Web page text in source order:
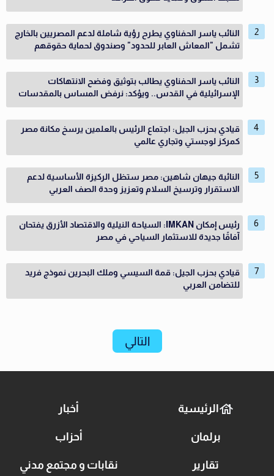
النائب ياسر الحفناوي يطرح رؤية شاملة لدعم المصريين بالخارج
تشمل "المعاش العابر للحدود" وصندوق لحماية حقوقهم
النائب ياسر الحفناوي يطالب بتوثيق وفضح الانتهاكات
الإسرائيلية في القدس.. ويؤكد: نرفض المساس بالمقدسات
قيادي بحزب الجيل: اجتماع الرئيس بالعلمين يرسخ مكانة مصر
كمركز لوجستي وتجاري عالمي
النائبة جيهان شاهين: مصر ستظل الركيزة الأساسية لدعم
الاستقرار وترسيخ السلام وتعزيز وحدة الصف العربي
رئيس إمكان IMKAN: السياحة النيلية والاقتصاد الأزرق يفتحان
آفاقًا جديدة للاستثمار السياحي في مصر
قيادي بحزب الجيل: قمة السيسي وملك البحرين نموذج فريد
للتضامن العربي
التالي
الرئيسية أخبار
برلمان أحزاب
تقارير نقابات و مجتمع مدني